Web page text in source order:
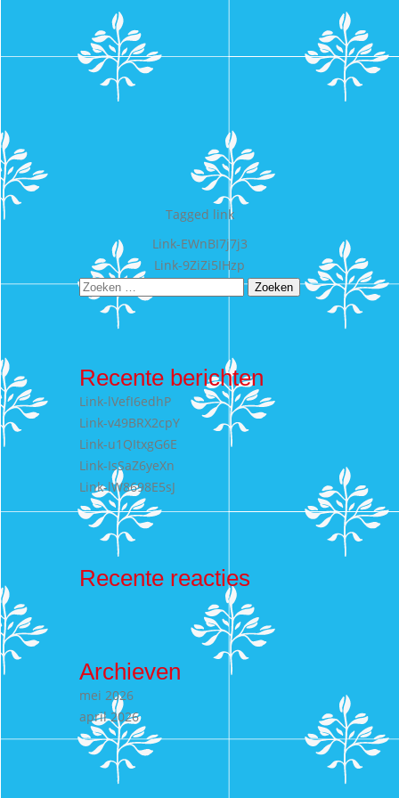
Tagged link
Bericht
navigatie
Link-EWnBI7j7j3
Link-9ZiZi5IHzp
Zoeken
naar:
Recente berichten
Link-lVefI6edhP
Link-v49BRX2cpY
Link-u1QItxgG6E
Link-IsSaZ6yeXn
Link-lW8698E5sJ
Recente reacties
Archieven
mei 2026
april 2026